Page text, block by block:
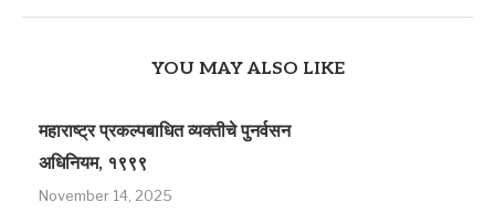
YOU MAY ALSO LIKE
महाराष्ट्र प्रकल्पबाधित व्यक्तीचे पुनर्वसन
अधिनियम, १९९९
November 14, 2025